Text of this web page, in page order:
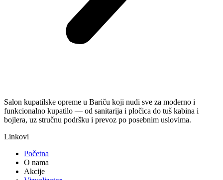
Salon kupatilske opreme u Bariču koji nudi sve za moderno i
funkcionalno kupatilo — od sanitarija i pločica do tuš kabina i
bojlera, uz stručnu podršku i prevoz po posebnim uslovima.
Linkovi
Početna
O nama
Akcije